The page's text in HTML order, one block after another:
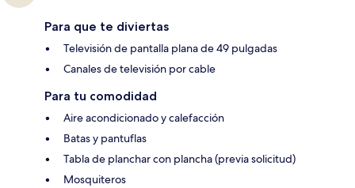
Para que te diviertas
Televisión de pantalla plana de 49 pulgadas
Canales de televisión por cable
Para tu comodidad
Aire acondicionado y calefacción
Batas y pantuflas
Tabla de planchar con plancha (previa solicitud)
Mosquiteros